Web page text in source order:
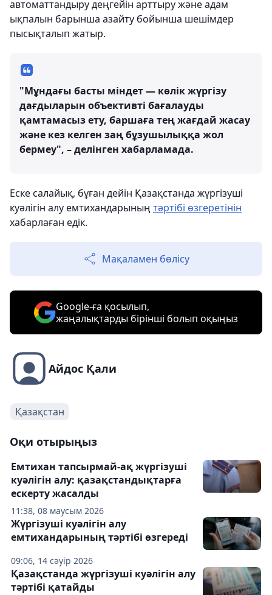
автоматтандыру деңгейін арттыру және адам
ықпалын барынша азайту бойынша шешімдер
пысықталып жатыр.
"Мұндағы басты міндет — көлік жүргізу
дағдыларын объективті бағалауды
қамтамасыз ету, баршаға тең жағдай жасау
және кез келген заң бұзушылыққа жол
бермеу", – делінген хабарламада.
Еске салайық, бұған дейін Қазақстанда жүргізуші
куәлігін алу емтихандарының тәртібі өзгеретінін
хабарлаған едік.
Мақаламен бөлісу
Google-ға қосылып,
жаңалықтарды бірінші болып оқыңыз
Айдос Қали
Қазақстан
Оқи отырыңыз
11:38, 08 маусым 2026
Емтихан тапсырмай-ақ жүргізуші
куәлігін алу: қазақстандықтарға
ескерту жасалды
09:06, 14 сәуір 2026
Жүргізуші куәлігін алу
емтихандарының тәртібі өзгереді
Қазақстанда жүргізуші куәлігін алу
тәртібі қатайды